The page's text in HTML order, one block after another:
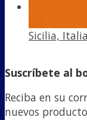
Sicilia,
Suscríbete al
Reciba en su
nuevos